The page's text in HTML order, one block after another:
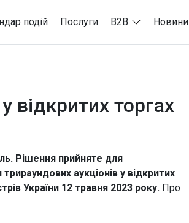
подій Послуги B2B Новини
відкритих торгах
Рішення прийняте для
аукціонів у відкритих
України 12 травня 2023 року. Про